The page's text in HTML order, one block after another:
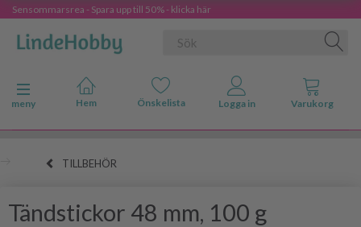
Sensommarsrea - Spara upp till 50% - klicka här
Ändra navigering
meny
TILLBEHÖR
Tändstickor 48 mm, 100 g